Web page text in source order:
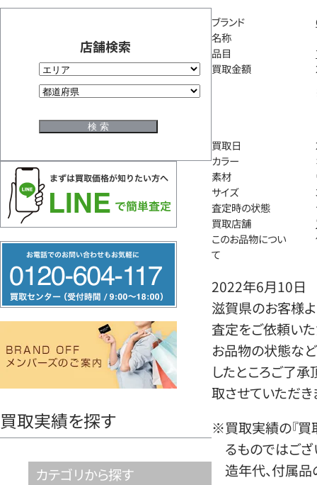
店舗検索
リ
ー
ヤ
買取実績を探す
カテゴリから探す
ブランド
名称
品目
買取金額
買取日
カラー
素材
サイズ
査定時の状態
買取店舗
このお品物につい
て
2022年6月10日
滋賀県のお客様
査定をご依頼いた
お品物の状態など
したところご了
取させていただき
※買取実績の『買
るものではござ
造年代、付属品